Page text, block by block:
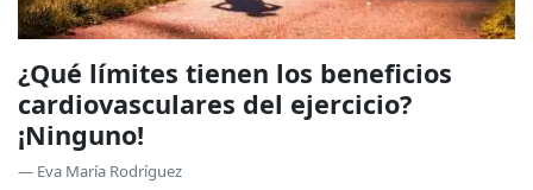
¿Qué límites tienen los beneficios
cardiovasculares del ejercicio?
¡Ninguno!
— Eva María Rodríguez